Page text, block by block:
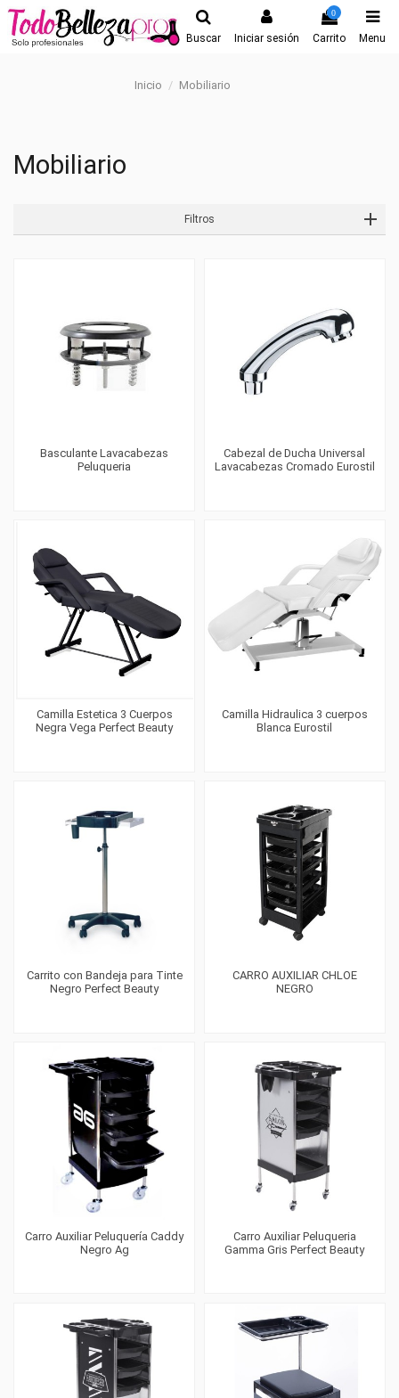
Buscar Iniciar sesión
0
Carrito Menu
Inicio Mobiliario
Mobiliario
Filtros
Basculante Lavacabezas
Peluqueria
Cabezal de Ducha Universal
Lavacabezas Cromado Eurostil
Camilla Estetica 3 Cuerpos
Negra Vega Perfect Beauty
Camilla Hidraulica 3 cuerpos
Blanca Eurostil
Carrito con Bandeja para Tinte
Negro Perfect Beauty
CARRO AUXILIAR CHLOE
NEGRO
Carro Auxiliar Peluquería Caddy
Negro Ag
Carro Auxiliar Peluqueria
Gamma Gris Perfect Beauty